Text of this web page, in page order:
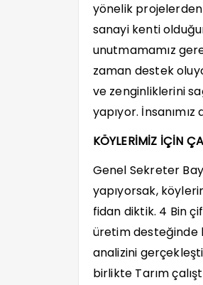
yönelik
sanayi kenti
unutmamamız
zaman destek
ve zenginliklerini
yapıyor. İnsanımız
KÖYLERİMİZ İÇİN
Genel Sekreter
yapıyorsak,
fidan diktik. 4 Bin
üretim desteğinde
analizini
birlikte Tarım